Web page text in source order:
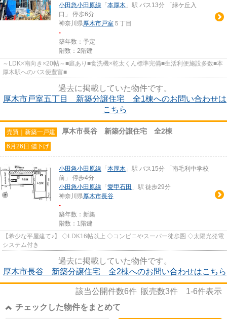
小田急小田原線 「 本厚木 」駅 バス13分 「緑ケ丘入
口」 停歩6分
神奈川県厚木市戸室 ５丁目
-
築年数：予定
階数：2階建
～LDK×南向き×20帖～■庭あり■食洗機×乾太くん標準完備■生活利便施設多数■本
厚木駅へのバス便豊富■
過去に掲載していた物件です。
厚木市戸室五丁目 新築分譲住宅 全1棟へのお問い合わせは
こちら
売買｜新築一戸建 厚木市長谷 新築分譲住宅 全2棟
6月26日 値下げ
小田急小田原線 「 本厚木 」駅 バス15分 「南毛利中学校
前」 停歩4分
小田急小田原線 「 愛甲石田 」駅 徒歩29分
神奈川県厚木市長谷
-
築年数：新築
階数：1階建
【希少な平屋建て♪】 ◇LDK16帖以上 ◇コンビニやスーパー徒歩圏 ◇太陽光発電
システム付き
過去に掲載していた物件です。
厚木市長谷 新築分譲住宅 全2棟へのお問い合わせはこちら
該当公開件数6件 販売数3件 1-6件表示
チェックした物件をまとめて